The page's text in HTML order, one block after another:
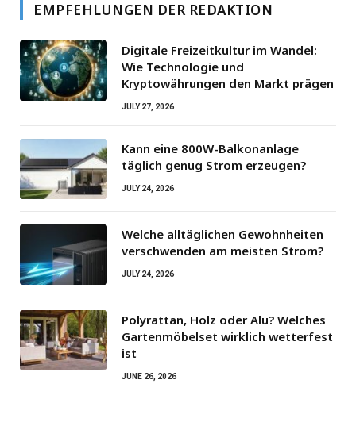
EMPFEHLUNGEN DER REDAKTION
Digitale Freizeitkultur im Wandel:
Wie Technologie und
Kryptowährungen den Markt prägen
JULY 27, 2026
Kann eine 800W-Balkonanlage
täglich genug Strom erzeugen?
JULY 24, 2026
Welche alltäglichen Gewohnheiten
verschwenden am meisten Strom?
JULY 24, 2026
Polyrattan, Holz oder Alu? Welches
Gartenmöbelset wirklich wetterfest
ist
JUNE 26, 2026